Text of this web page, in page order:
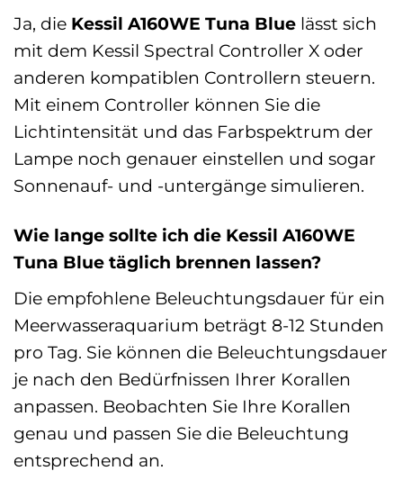
Ja, die Kessil A160WE Tuna Blue lässt sich
mit dem Kessil Spectral Controller X oder
anderen kompatiblen Controllern steuern.
Mit einem Controller können Sie die
Lichtintensität und das Farbspektrum der
Lampe noch genauer einstellen und sogar
Sonnenauf- und -untergänge simulieren.
Wie lange sollte ich die Kessil A160WE
Tuna Blue täglich brennen lassen?
Die empfohlene Beleuchtungsdauer für ein
Meerwasseraquarium beträgt 8-12 Stunden
pro Tag. Sie können die Beleuchtungsdauer
je nach den Bedürfnissen Ihrer Korallen
anpassen. Beobachten Sie Ihre Korallen
genau und passen Sie die Beleuchtung
entsprechend an.